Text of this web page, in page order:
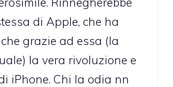
di Apple, che ha
grazie ad essa (la
la vera rivoluzione e
iPhone. Chi la odia nn